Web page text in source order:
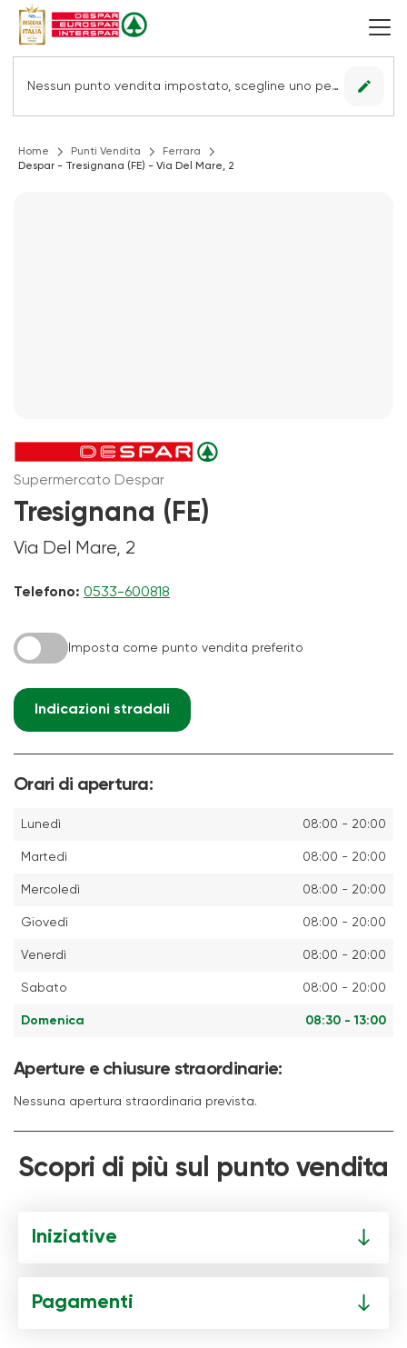
Nessun punto vendita impostato, scegline uno per vedere le offerte. edit
Home Punti Vendita
Ferrara
Despar - Tresignana (FE) - Via Del Mare, 2
Supermercato Despar
Tresignana (FE)
Via Del Mare, 2
Telefono: 0533-600818
Imposta come punto vendita preferito
Indicazioni stradali
Orari di apertura:
Lunedì 08:00 - 20:00
Martedì 08:00 - 20:00
Mercoledì 08:00 - 20:00
Giovedì 08:00 - 20:00
Venerdì 08:00 - 20:00
Sabato 08:00 - 20:00
Domenica 08:30 - 13:00
Aperture e chiusure straordinarie:
Nessuna apertura straordinaria prevista.
Scopri di più sul punto vendita
Iniziative
Pagamenti